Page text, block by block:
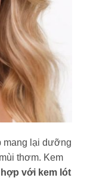
mang lại dưỡng
thơm. Kem
với kem lót